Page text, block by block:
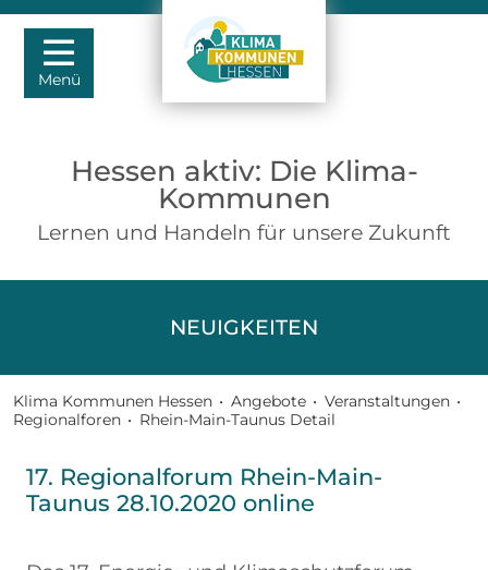
Menü
Hessen aktiv: Die Klima-
Kommunen
Lernen und Handeln für unsere Zukunft
NEUIGKEITEN
Klima Kommunen Hessen • Angebote • Veranstaltungen •
Regionalforen • Rhein-Main-Taunus Detail
17. Regionalforum Rhein-Main-
Taunus 28.10.2020 online